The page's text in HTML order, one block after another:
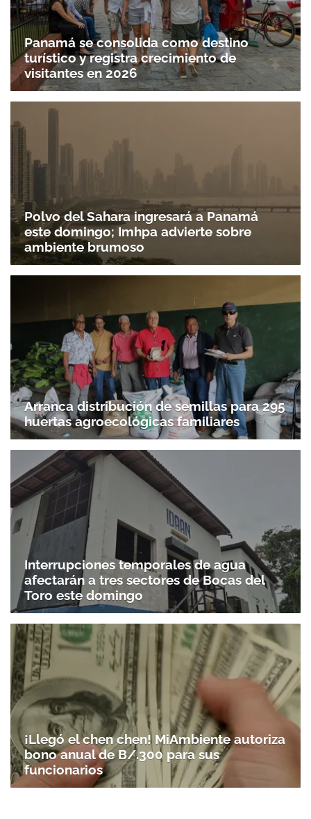
Panamá se consolida como destino
turístico y registra crecimiento de
visitantes en 2026
Polvo del Sahara ingresará a Panamá
este domingo; Imhpa advierte sobre
ambiente brumoso
Arranca distribución de semillas para 295
huertas agroecológicas familiares
Interrupciones temporales de agua
afectarán a tres sectores de Bocas del
Toro este domingo
¡Llegó el chen chen! MiAmbiente autoriza
bono anual de B/.300 para sus
funcionarios